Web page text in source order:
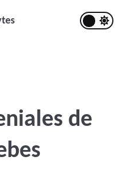
de